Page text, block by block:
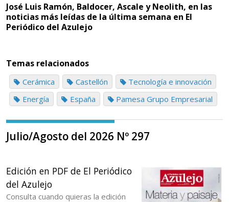
José Luis Ramón, Baldocer, Ascale y Neolith, en las
noticias más leídas de la última semana en El
Periódico del Azulejo
Temas relacionados
Cerámica Castellón
Tecnología e innovación
Energía
España Pamesa Grupo Empresarial
Julio/Agosto del 2026 Nº 297
Edición en PDF de El Periódico
del Azulejo
Consulta cuando quieras la edición